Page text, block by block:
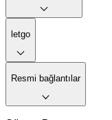
letgo
Resmi bağlantılar